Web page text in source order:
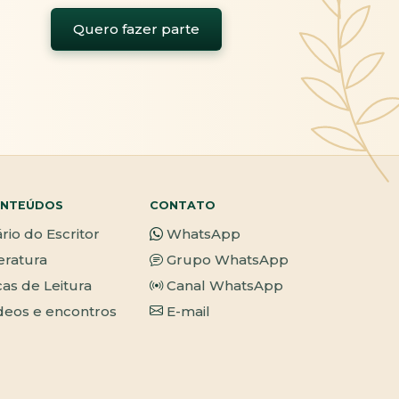
Quero fazer parte
do Escritor
de Leitura
e encontros
CONTATO
WhatsApp
Grupo WhatsApp
Canal WhatsApp
E-mail